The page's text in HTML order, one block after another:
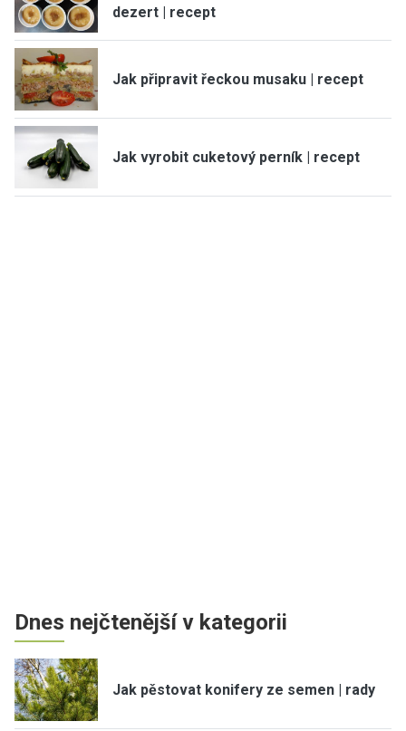
dezert | recept
Jak připravit řeckou musaku | recept
Jak vyrobit cuketový perník | recept
Dnes nejčtenější v kategorii
Jak pěstovat konifery ze semen | rady